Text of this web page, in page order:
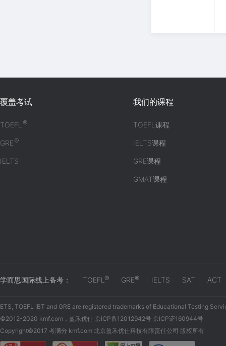
覆盖考试
TOEFL®
GRE®
IELTS
我们的课程
TOEFL课程
IELTS课程
GRE课程
GMAT课程
学而思国际线上备考： TOEFL ® GRE® IELTS SAT ACT
ETS, TOEFL iBT and GRE are registered trademarks of Educational Testing
©2012-2020 kmf.com，盈禾优仕 京ICP备12012942号 京ICP证160944号
Copyright©2017 考满分 kmf.com 北京盈禾优仕科技有限责任公司 版权所有